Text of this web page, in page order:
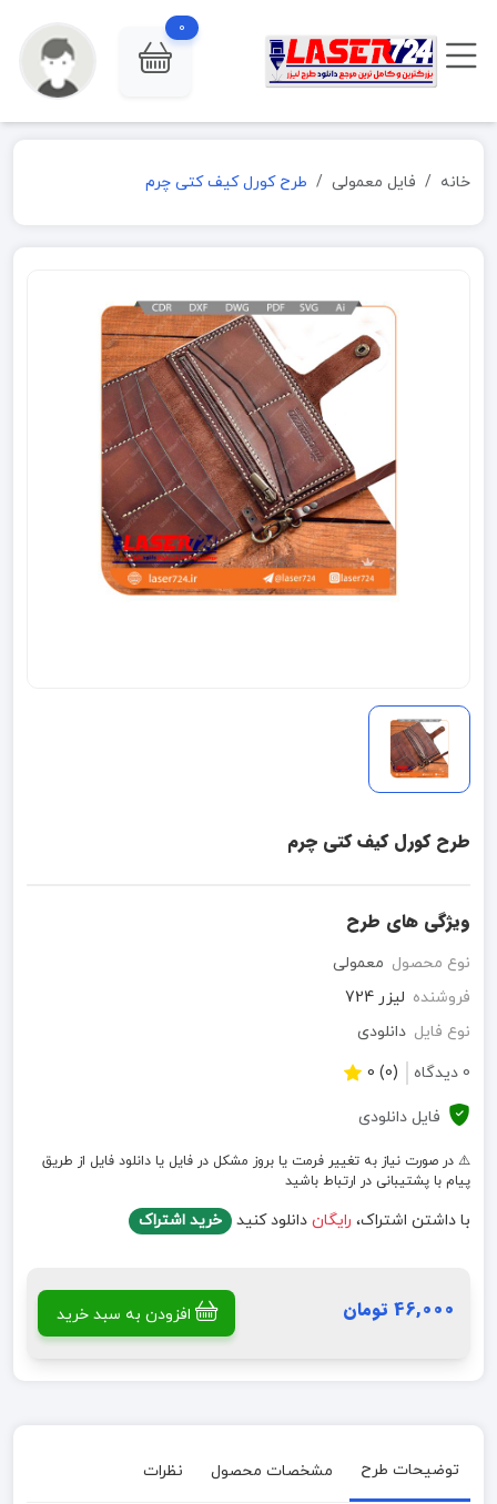
0
خانه فایل معمولی طرح کورل کیف کتی چرم
طرح کورل کیف کتی چرم
ویژگی های طرح
نوع محصول معمولی
فروشنده لیزر 724
نوع فایل دانلودی
0 دیدگاه
(0) 0
فایل دانلودی
⚠️ در صورت نیاز به تغییر فرمت یا بروز مشکل در فایل یا دانلود فایل از طریق
پیام با پشتیبانی در ارتباط باشید
با داشتن اشتراک، رایگان دانلود کنید خرید اشتراک
46,000 تومان افزودن به سبد خرید
توضیحات طرح مشخصات محصول نظرات